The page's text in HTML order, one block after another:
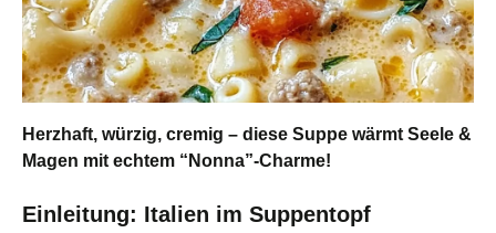
Herzhaft, würzig, cremig – diese Suppe wärmt Seele &
Magen mit echtem “Nonna”-Charme!
Einleitung: Italien im Suppentopf